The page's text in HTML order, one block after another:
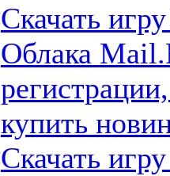
Скачать
Облака
купить
Скачать